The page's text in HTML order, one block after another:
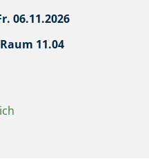
06.11.2026
11.04